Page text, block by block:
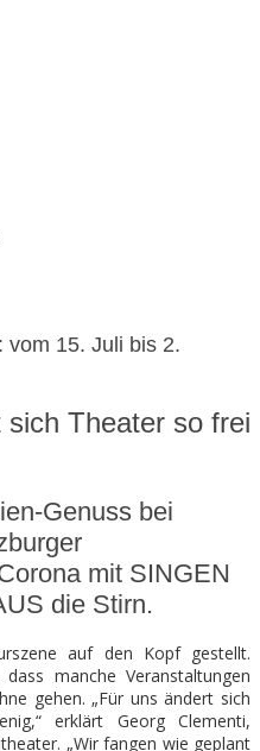
vom 15. Juli bis 2.
sich Theater so frei
Genuss bei
mit SINGEN
die Stirn.
auf den Kopf gestellt.
manche Veranstaltungen
gehen. „Für uns ändert sich
erklärt Georg Clementi,
„Wir fangen wie geplant